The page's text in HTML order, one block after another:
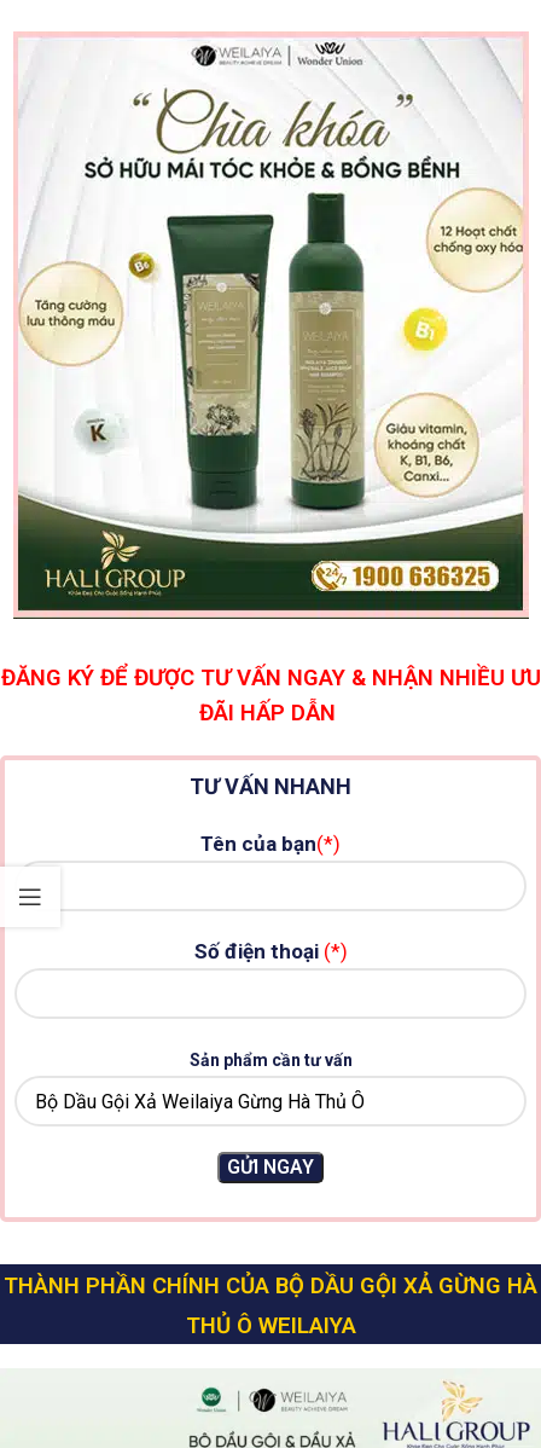
ĐĂNG KÝ ĐỂ ĐƯỢC TƯ VẤN NGAY & NHẬN NHIỀU ƯU
ĐÃI HẤP DẪN
TƯ VẤN NHANH
Tên của bạn(*)
Số điện thoại (*)
Sản phẩm cần tư vấn
THÀNH PHẦN CHÍNH CỦA BỘ DẦU GỘI XẢ GỪNG HÀ
THỦ Ô WEILAIYA